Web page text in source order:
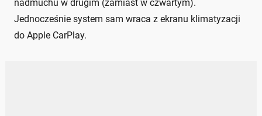
nadmuchu w drugim (zamiast w czwartym).
Jednocześnie system sam wraca z ekranu klimatyzacji
do Apple CarPlay.